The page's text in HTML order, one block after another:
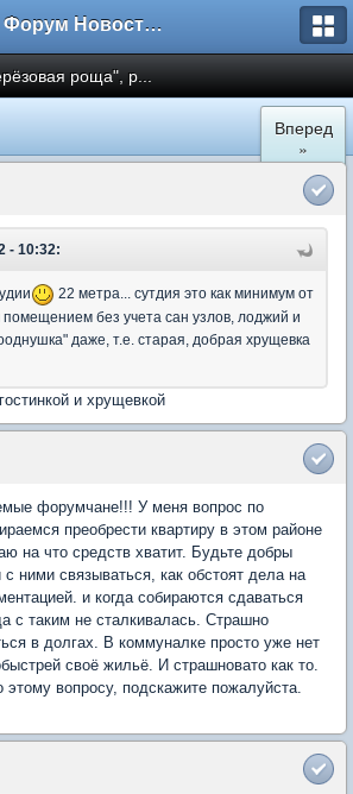
Форум Новостройки
роща", р...
Вперед
»
- 10:32:
22 метра... сутдия это как минимум от
без учета сан узлов, лоджий и
даже, т.е. старая, добрая хрущевка
и хрущевкой
форумчане!!! У меня вопрос по
преобрести квартиру в этом районе
на что средств хватит. Будьте добры
с ними связываться, как обстоят дела на
и когда собираются сдаваться
с таким не сталкивалась. Страшно
в долгах. В коммуналке просто уже нет
своё жильё. И страшновато как то.
этому вопросу, подскажите пожалуйста.